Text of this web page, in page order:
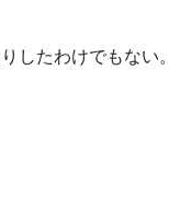
したわけでもない